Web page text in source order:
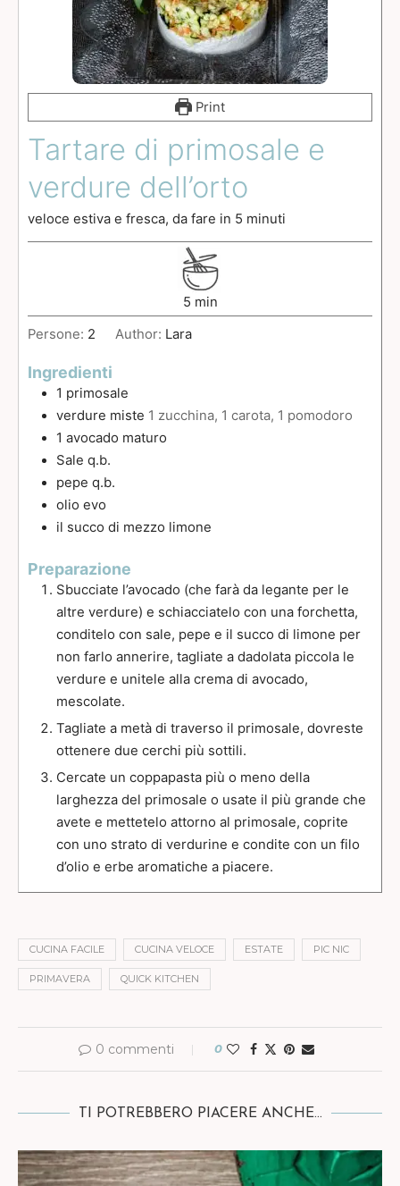
Print
Tartare di primosale e
verdure dell’orto
veloce estiva e fresca, da fare in 5 minuti
5 min
Persone: 2 Author: Lara
Ingredienti
1 primosale
verdure miste 1 zucchina, 1 carota, 1 pomodoro
1 avocado maturo
Sale q.b.
pepe q.b.
olio evo
il succo di mezzo limone
Preparazione
Sbucciate l’avocado (che farà da legante per le
altre verdure) e schiacciatelo con una forchetta,
conditelo con sale, pepe e il succo di limone per
non farlo annerire, tagliate a dadolata piccola le
verdure e unitele alla crema di avocado,
mescolate.
Tagliate a metà di traverso il primosale, dovreste
ottenere due cerchi più sottili.
Cercate un coppapasta più o meno della
larghezza del primosale o usate il più grande che
avete e mettetelo attorno al primosale, coprite
con uno strato di verdurine e condite con un filo
d’olio e erbe aromatiche a piacere.
CUCINA FACILE CUCINA VELOCE ESTATE PIC NIC
PRIMAVERA QUICK KITCHEN
0 commenti 0
TI POTREBBERO PIACERE ANCHE...